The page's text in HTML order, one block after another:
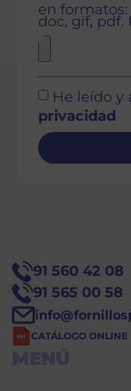
en
doc, gif, pdf.
He leído y
privacidad
91 560 42 08
91 565 00 58
CATÁLOGO ONLINE